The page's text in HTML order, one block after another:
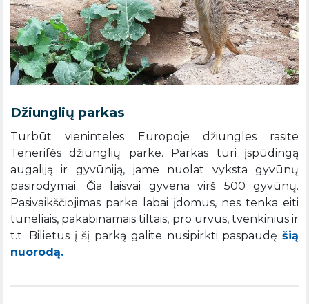
Džiunglių parkas
Turbūt vieninteles Europoje džiungles rasite
Tenerifės džiunglių parke. Parkas turi įspūdingą
augaliją ir gyvūniją, jame nuolat vyksta gyvūnų
pasirodymai. Čia laisvai gyvena virš 500 gyvūnų.
Pasivaikščiojimas parke labai įdomus, nes tenka eiti
tuneliais, pakabinamais tiltais, pro urvus, tvenkinius ir
t.t. Bilietus į šį parką galite nusipirkti paspaudę šią
nuorodą.